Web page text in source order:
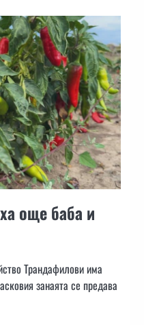
още баба и
Трандафилови има
занаята се предава